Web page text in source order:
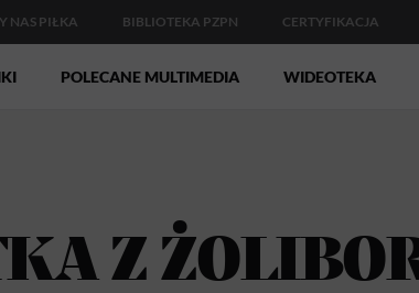
NAS PIŁKA BIBLIOTEKA PZPN CERTYFIKACJA
POLECANE MULTIMEDIA WIDEOTEKA
Z